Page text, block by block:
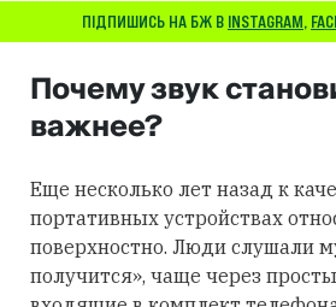
ПІДПИШИСЬ НА БЖ В INSTAGRAM,
Почему звук
важнее?
Еще несколько лет назад к
портативных устройствах
поверхностно. Люди слушали
получится», чаще через